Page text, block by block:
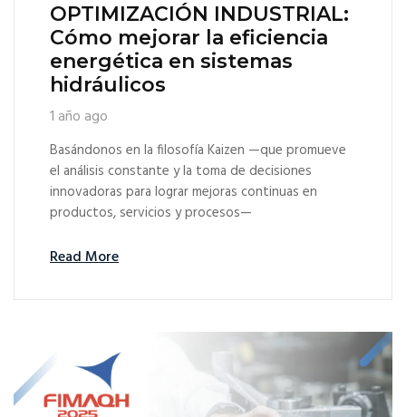
OPTIMIZACIÓN INDUSTRIAL:
Cómo mejorar la eficiencia
energética en sistemas
hidráulicos
1 año ago
Basándonos en la filosofía Kaizen —que promueve
el análisis constante y la toma de decisiones
innovadoras para lograr mejoras continuas en
productos, servicios y procesos—
Read More